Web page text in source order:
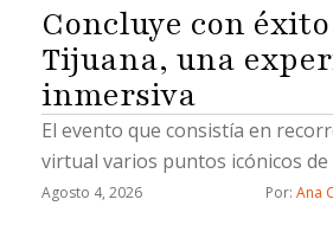
Concluye con
Tijuana, una
inmersiva
El evento que consistía en
virtual varios puntos icónicos
Agosto 4, 2026 Por: Ana